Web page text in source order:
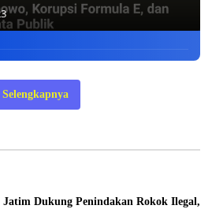
Selengkapnya
Dukung Penindakan Rokok Ilegal,